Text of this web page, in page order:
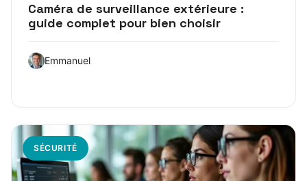
Caméra de surveillance extérieure :
guide complet pour bien choisir
Emmanuel
SÉCURITÉ